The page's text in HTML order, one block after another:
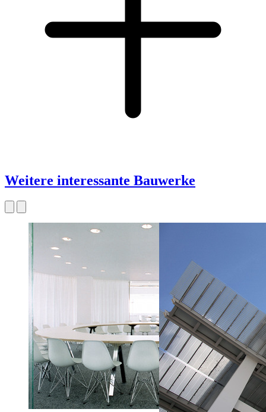
Weitere interessante Bauwerke